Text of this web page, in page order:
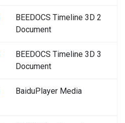
BEEDOCS Timeline 3D 2
Document
BEEDOCS Timeline 3D 3
Document
BaiduPlayer Media